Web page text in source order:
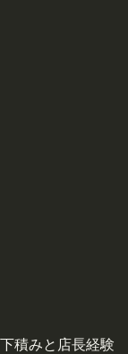
積みと店長経験